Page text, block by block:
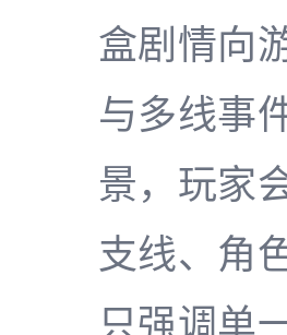
盒剧情向
与多线事
景，玩家
支线、角
只强调单